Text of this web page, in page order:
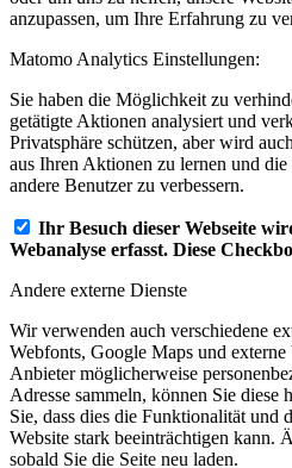
anzupassen, um Ihre Erfahrung zu
Matomo Analytics Einstellungen:
Sie haben die Möglichkeit zu
getätigte Aktionen analysiert und
Privatsphäre schützen, aber wird
aus Ihren Aktionen zu lernen und
andere Benutzer zu verbessern.
Ihr Besuch dieser Webseite
Webanalyse erfasst. Diese
Andere externe Dienste
Wir verwenden auch verschiedene
Webfonts, Google Maps und
Anbieter möglicherweise
Adresse sammeln, können Sie diese
Sie, dass dies die Funktionalität und
Website stark beeinträchtigen kann.
sobald Sie die Seite neu laden.